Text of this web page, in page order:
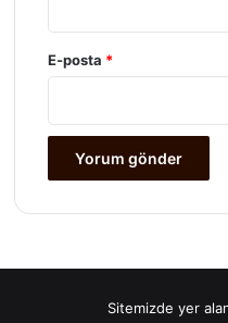
E-posta *
Sitemizde yer